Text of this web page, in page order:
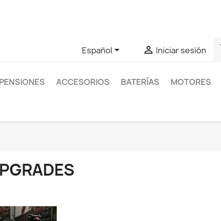
Español  Iniciar sesión
ACCESORIOS BATERÍAS MOTORES